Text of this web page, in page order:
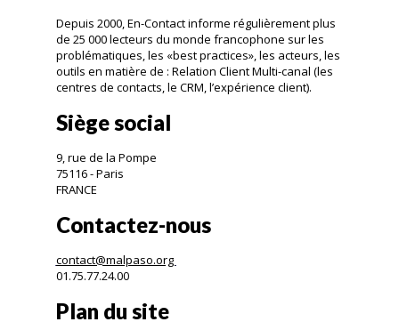
Depuis 2000, En-Contact informe régulièrement plus
de 25 000 lecteurs du monde francophone sur les
problématiques, les «best practices», les acteurs, les
outils en matière de : Relation Client Multi-canal (les
centres de contacts, le CRM, l’expérience client).
Siège social
9, rue de la Pompe
75116 - Paris
FRANCE
Contactez-nous
contact@malpaso.org
01.75.77.24.00
Plan du site